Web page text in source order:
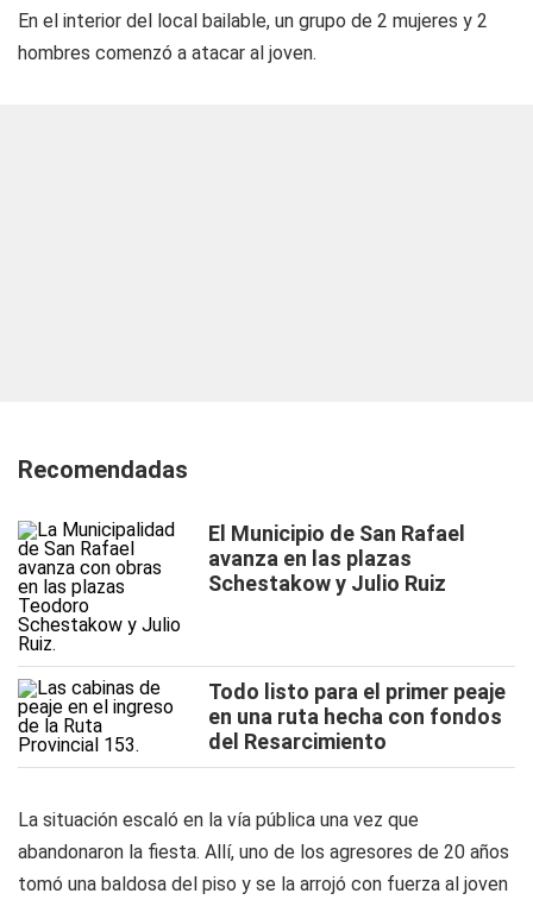
En el interior del local bailable, un grupo de 2 mujeres y 2
hombres comenzó a atacar al joven.
Recomendadas
El Municipio de San Rafael
avanza en las plazas
Schestakow y Julio Ruiz
Todo listo para el primer peaje
en una ruta hecha con fondos
del Resarcimiento
La situación escaló en la vía pública una vez que
abandonaron la fiesta. Allí, uno de los agresores de 20 años
tomó una baldosa del piso y se la arrojó con fuerza al joven